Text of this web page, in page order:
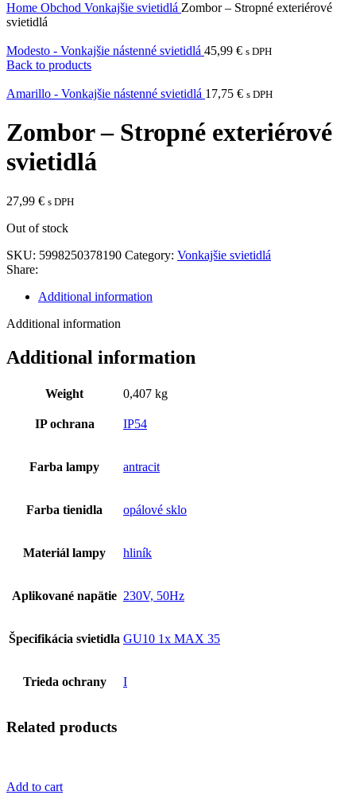
Home Obchod Vonkajšie svietidlá Zombor – Stropné exteriérové
svietidlá
Modesto - Vonkajšie nástenné svietidlá 45,99 € s DPH
Back to products
Amarillo - Vonkajšie nástenné svietidlá 17,75 € s DPH
Zombor – Stropné exteriérové
svietidlá
27,99 € s DPH
Out of stock
SKU: 5998250378190 Category: Vonkajšie svietidlá
Share:
Additional information
Additional information
Additional information
Weight 0,407 kg
IP ochrana IP54
Farba lampy antracit
Farba tienidla opálové sklo
Materiál lampy hliník
Aplikované napätie 230V, 50Hz
Špecifikácia svietidla GU10 1x MAX 35
Trieda ochrany I
Related products
Add to cart